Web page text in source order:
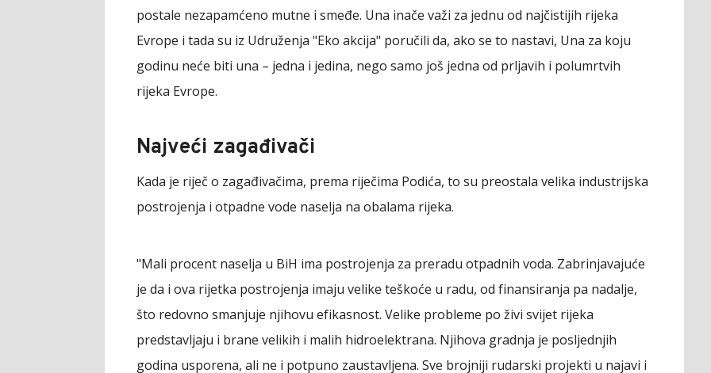
postale nezapamćeno mutne i smeđe. Una inače važi za jednu od najčistijih rijeka
Evrope i tada su iz Udruženja "Eko akcija" poručili da, ako se to nastavi, Una za koju
godinu neće biti una – jedna i jedina, nego samo još jedna od prljavih i polumrtvih
rijeka Evrope.
Najveći zagađivači
Kada je riječ o zagađivačima, prema riječima Podića, to su preostala velika industrijska
postrojenja i otpadne vode naselja na obalama rijeka.
"Mali procent naselja u BiH ima postrojenja za preradu otpadnih voda. Zabrinjavajuće
je da i ova rijetka postrojenja imaju velike teškoće u radu, od finansiranja pa nadalje,
što redovno smanjuje njihovu efikasnost. Velike probleme po živi svijet rijeka
predstavljaju i brane velikih i malih hidroelektrana. Njihova gradnja je posljednjih
godina usporena, ali ne i potpuno zaustavljena. Sve brojniji rudarski projekti u najavi i